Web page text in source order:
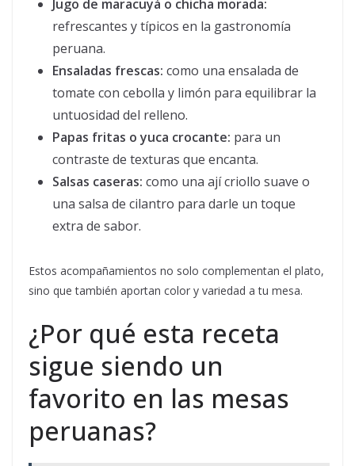
Jugo de maracuyá o chicha morada:
refrescantes y típicos en la gastronomía
peruana.
Ensaladas frescas: como una ensalada de
tomate con cebolla y limón para equilibrar la
untuosidad del relleno.
Papas fritas o yuca crocante: para un
contraste de texturas que encanta.
Salsas caseras: como una ají criollo suave o
una salsa de cilantro para darle un toque
extra de sabor.
Estos acompañamientos no solo complementan el plato,
sino que también aportan color y variedad a tu mesa.
¿Por qué esta receta
sigue siendo un
favorito en las mesas
peruanas?